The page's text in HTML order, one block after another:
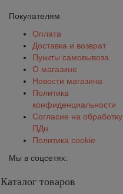
Покупателям
Оплата
Доставка и возврат
Пункты самовывоза
О магазине
Новости магазина
Политика
конфиденциальности
Согласие на обработку
ПДн
Политика cookie
Мы в соцсетях:
Каталог товаров